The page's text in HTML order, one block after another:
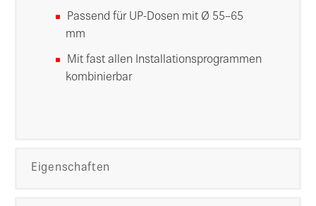
Passend für UP-Dosen mit Ø 55–65
mm
Mit fast allen Installationsprogrammen
kombinierbar
Eigenschaften